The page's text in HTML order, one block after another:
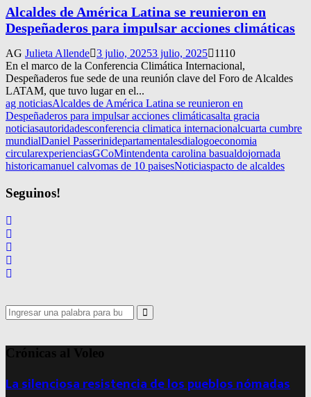
Alcaldes de América Latina se reunieron en
Despeñaderos para impulsar acciones climáticas
AG Julieta Allende 3 julio, 20253 julio, 2025
1110
En el marco de la Conferencia Climática Internacional,
Despeñaderos fue sede de una reunión clave del Foro de Alcaldes
LATAM, que tuvo lugar en el...
ag noticiasAlcaldes de América Latina se reunieron en
Despeñaderos para impulsar acciones climáticasalta gracia
noticiasautoridadesconferencia climatica internacionalcuarta cumbre
mundialDaniel Passerinidepartamentalesdialogoeconomia
circularexperienciasGCoMintendenta carolina basualdojornada
historicamanuel calvomas de 10 paisesNoticiaspacto de alcaldes
Seguinos!
Search
for:
Search
Crónicas al Voleo
La silenciosa resistencia de los pueblos nómadas